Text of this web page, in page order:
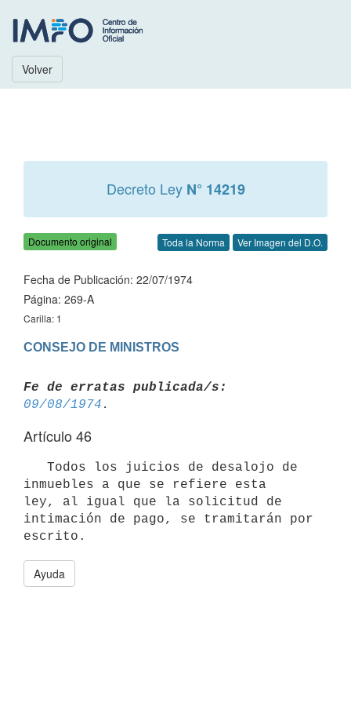
Volver
Decreto Ley N° 14219
Documento original Toda la Norma Ver Imagen del D.O.
Fecha de Publicación: 22/07/1974
Página: 269-A
Carilla: 1
CONSEJO DE MINISTROS
Fe de erratas publicada/s:
09/08/1974
Artículo 46
inmuebles a que se refiere esta
ley, al igual que la solicitud de
intimación de pago, se tramitarán por
escrito.
Ayuda